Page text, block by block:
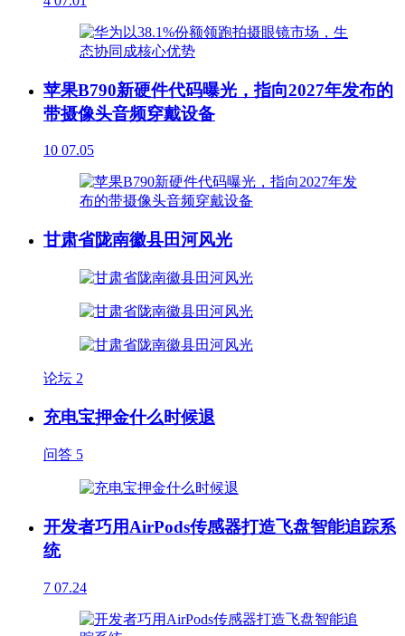
苹果B790新硬件代码曝光，指向2027年发布的
带摄像头音频穿戴设备
10 07.05
甘肃省陇南徽县田河风光
论坛 2
充电宝押金什么时候退
问答 5
开发者巧用AirPods传感器打造飞盘智能追踪系
统
7 07.24